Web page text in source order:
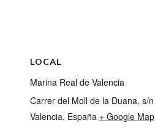
LOCAL
Marina Real de Valencia
Carrer del Moll de la Duana, s/n
Valencia, España + Google Map